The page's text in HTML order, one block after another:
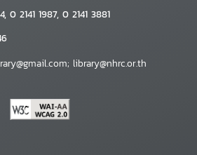
0 2141 1987, 0 2141 3881
library@nhrc.or.th